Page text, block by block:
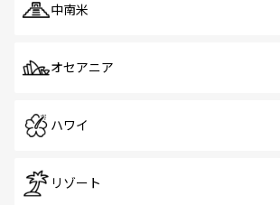
中南米
オセアニア
ハワイ
リゾート